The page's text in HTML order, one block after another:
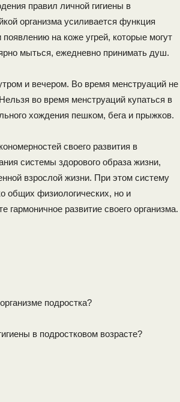
правил личной гигиены в
организма усиливается функция
на коже угрей, которые могут
мыться, еже­дневно принимать душ.
и вечером. Во время менструаций не
во время менструа­ций купаться в
хождения пешком, бега и прыжков.
своего развития в
системы здорового образа жизни,
взрослой жизни. При этом систему
общих физиологических, но и
развитие своего организма.
подростка?
в подростковом возрасте?